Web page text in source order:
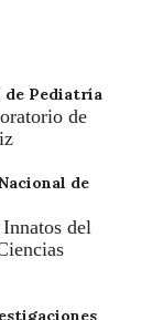
Pediatría
de
de
del